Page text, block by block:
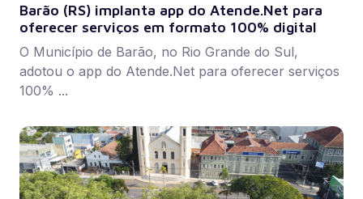
Barão (RS) implanta app do Atende.Net para
oferecer serviços em formato 100% digital
O Município de Barão, no Rio Grande do Sul,
adotou o app do Atende.Net para oferecer serviços
100% ...